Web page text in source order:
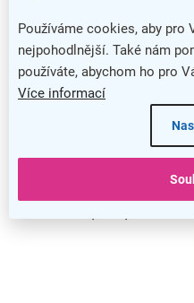
Používáme cookies, aby pro
nejpohodlnější. Také nám
používáte, abychom ho pro
Více informací
–7 %